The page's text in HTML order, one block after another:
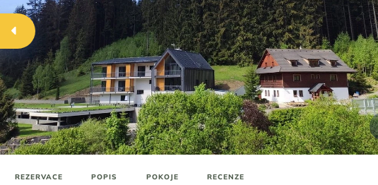
REZERVACE POPIS POKOJE RECENZE